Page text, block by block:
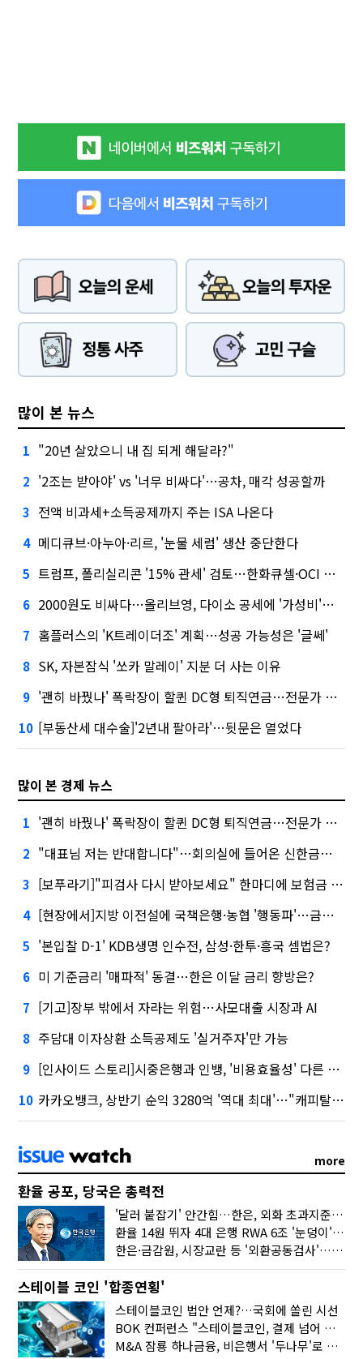
많이 본 뉴스
1 "20년 살았으니 내 집 되게 해달라?"
2 '2조는 받아야' vs '너무 비싸다'…공차, 매각 성공할까
3 전액 비과세+소득공제까지 주는 ISA 나온다
4 메디큐브·아누아·리르, '눈물 세럼' 생산 중단한다
5 트럼프, 폴리실리콘 '15% 관세' 검토…한화큐셀·OCI 영향은?
6 2000원도 비싸다…올리브영, 다이소 공세에 '가성비'로 맞불
7 홈플러스의 'K트레이더조' 계획…성공 가능성은 '글쎄'
8 SK, 자본잠식 '쏘카 말레이' 지분 더 사는 이유
9 '괜히 바꿨나' 폭락장이 할퀸 DC형 퇴직연금…전문가 조언은
10 [부동산세 대수술]'2년내 팔아라'…뒷문은 열었다
많이 본 경제 뉴스
1 '괜히 바꿨나' 폭락장이 할퀸 DC형 퇴직연금…전문가 조언은
2 "대표님 저는 반대합니다"…회의실에 들어온 신한금융 AI
3 [보푸라기]"피검사 다시 받아보세요" 한마디에 보험금 못 받을 뻔?
4 [현장에서]지방 이전설에 국책은행·농협 '행동파'…금감원 '신중모드'
5 '본입찰 D-1' KDB생명 인수전, 삼성·한투·흥국 셈법은?
6 미 기준금리 '매파적' 동결…한은 이달 금리 향방은?
7 [기고]장부 밖에서 자라는 위험…사모대출 시장과 AI
8 주담대 이자상환 소득공제도 '실거주자'만 가능
9 [인사이드 스토리]시중은행과 인뱅, '비용효율성' 다른 잣대 왜?
10 카카오뱅크, 상반기 순익 3280억 '역대 최대'…"캐피탈, 자산 1조원 이상"
more
환율 공포, 당국은 총력전
'달러 붙잡기' 안간힘…한은, 외화 초과지준에 이자 6개월 더
환율 14원 뛰자 4대 은행 RWA 6조 '눈덩이'…2배 뛴 2분기는?
한은·금감원, 시장교란 등 '외환공동검사'…환율 급등 전방위 대응
스테이블 코인 '합종연횡'
스테이블코인 법안 언제?…국회에 쏠린 시선
BOK 컨퍼런스 "스테이블코인, 결제 넘어 보험 대출 등 금융 연결 도구"
M&A 잠룡 하나금융, 비은행서 '두나무'로 눈돌린 이유는